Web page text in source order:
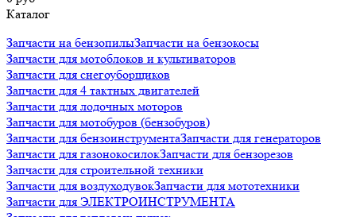
Каталог
Запчасти на бензопилыЗапчасти на бензокосы
Запчасти для мотоблоков и культиваторов
Запчасти для снегоуборщиков
Запчасти для 4 тактных двигателей
Запчасти для лодочных моторов
Запчасти для мотобуров (бензобуров)
Запчасти для бензоинструментаЗапчасти для генераторов
Запчасти для газонокосилокЗапчасти для бензорезов
Запчасти для строительной техники
Запчасти для воздуходувокЗапчасти для мототехники
Запчасти для ЭЛЕКТРОИНСТРУМЕНТА